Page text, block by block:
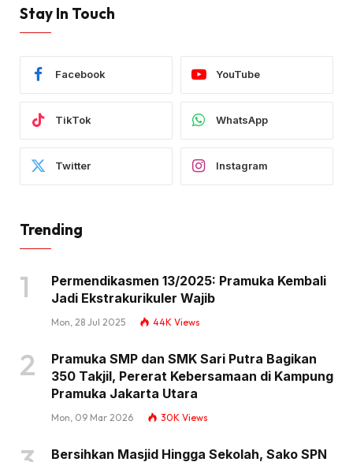
Stay In Touch
Facebook YouTube
TikTok WhatsApp
Twitter Instagram
Trending
Permendikasmen 13/2025: Pramuka Kembali
Jadi Ekstrakurikuler Wajib
Mon, 28 Jul 2025 44K Views
Pramuka SMP dan SMK Sari Putra Bagikan
350 Takjil, Pererat Kebersamaan di Kampung
Pramuka Jakarta Utara
Mon, 09 Mar 2026 30K Views
Bersihkan Masjid Hingga Sekolah, Sako SPN